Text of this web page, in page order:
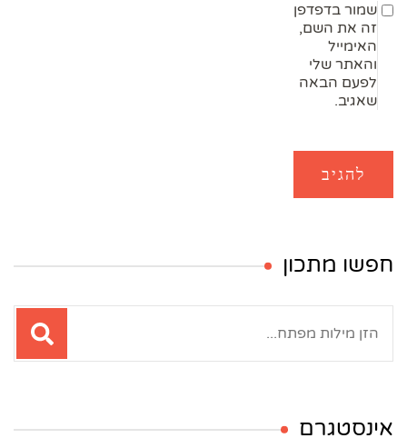
שמור בדפדפן
זה את השם,
האימייל
והאתר שלי
לפעם הבאה
שאגיב.
חפשו מתכון
אינסטגרם